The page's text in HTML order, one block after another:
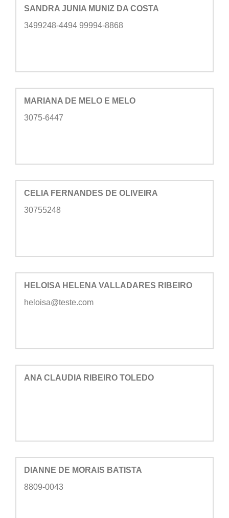
SANDRA JUNIA MUNIZ DA COSTA
3499248-4494 99994-8868
MARIANA DE MELO E MELO
3075-6447
CELIA FERNANDES DE OLIVEIRA
30755248
HELOISA HELENA VALLADARES RIBEIRO
heloisa@teste.com
ANA CLAUDIA RIBEIRO TOLEDO
DIANNE DE MORAIS BATISTA
8809-0043